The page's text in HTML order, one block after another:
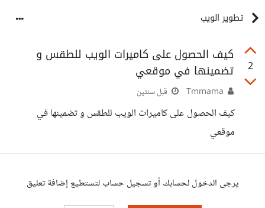
تطوير الويب
2
كيف الحصول على كاميرات الويب للطقس و
تضمينها في موقعي
قبل سنتين
كيف الحصول على كاميرات الويب للطقس و تضمينها في
موقعي
يرجى الدخول لحسابك أو تسجيل حساب لتستطيع إضافة تعليق